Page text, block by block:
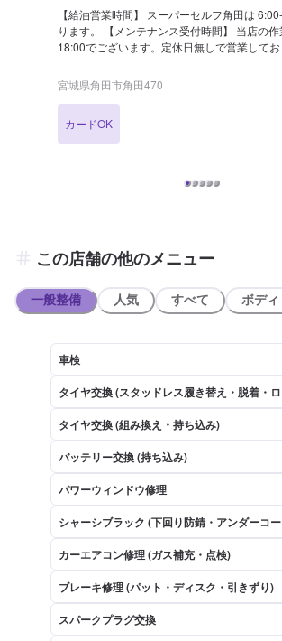
【給油営業時間】 スーパーセルフ角田は
ります。 【メンテナンス受付時間】 当店の作業受付時間は9:00-
18:00でございます。定休日無しで営業しております！ 【
ます。 ・アポロステーションカード 毎回お得な値引きがつきま
す！ 【国家資格保持者が在籍】 当店は3級整備士が1名在籍しており
さい！ 【当店までのアクセス】 国道113号線沿い、角田警察署前交差
点の角にございます。出光マークが目印です。
宮城県角田市角田470
カードOK
この店舗の他のメニュー
一般整備 人気 すべて ボデ
車検
タイヤ交換 (スタッドレス履き替え・脱着・
タイヤ交換 (組み換え・持ち込み)
バッテリー交換 (持ち込み)
パワーウィンドウ修理
シャーシブラック (下回り防錆・アンダーコ
カーエアコン修理 (ガス補充・点検)
ブレーキ修理 (パット・ディスク・引きずり)
スパークプラグ交換